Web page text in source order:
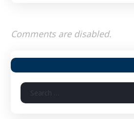
Comments are disabled.